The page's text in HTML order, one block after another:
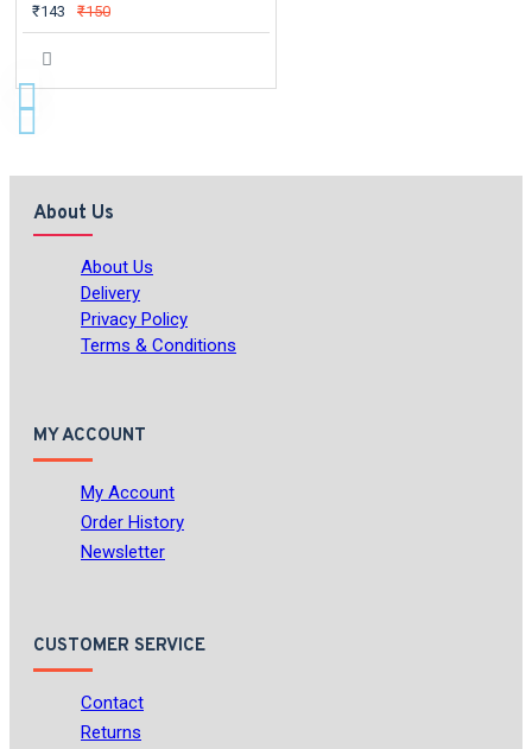
₹143 ₹150
About Us
About Us
Delivery
Privacy Policy
Terms & Conditions
MY ACCOUNT
My Account
Order History
Newsletter
CUSTOMER SERVICE
Contact
Returns